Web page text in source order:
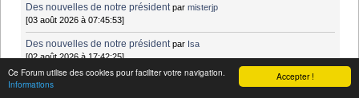
Accepter !
Ce Forum utilise des cookies pour faciliter votre navigation.
Informations
Des nouvelles de notre président parmisterjp
[03 août 2026 à 07:45:53]
Des nouvelles de notre président par Isa
[02 août 2026 à 17:42:25]
NeurostepMC/Bioness L300 : dispositifs de stimulation électrique -